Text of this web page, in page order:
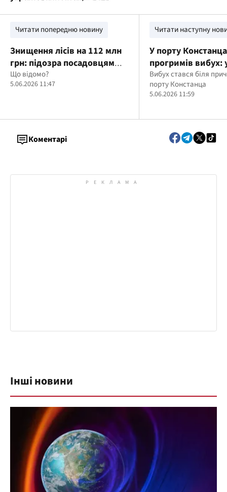
Читати попередню новину
Знищення лісів на 112 млн
грн: підозра посадовцям
лісгоспу на Львівщині
Що відомо?
5.06.2026 11:47
Читати наступну
У порту Констанца
прогримів вибух:
заявили про
Вибух стався біля
порту Констанца
5.06.2026 11:59
Коментарі
Інші новини